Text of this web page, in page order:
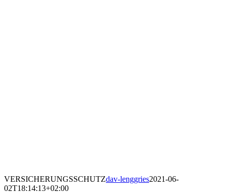
VERSICHERUNGSSCHUTZdav-lenggries2021-06-
02T18:14:13+02:00